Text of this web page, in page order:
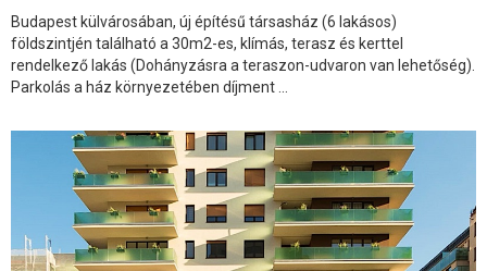
Budapest külvárosában, új építésű társasház (6 lakásos)
földszintjén található a 30m2-es, klímás, terasz és kerttel
rendelkező lakás (Dohányzásra a teraszon-udvaron van lehetőség).
Parkolás a ház környezetében díjment ...